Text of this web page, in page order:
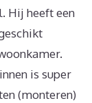
Hij heeft een
is super
(monteren)